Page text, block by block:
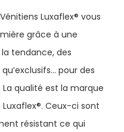
Luxaflex® vous
grâce à une
tendance, des
pour des
qualité est la marque
Ceux-ci sont
résistant ce qui